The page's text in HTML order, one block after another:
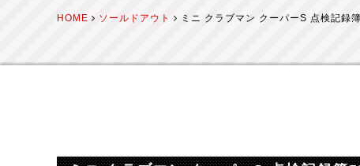
HOME ソールドアウト ミニ クラブマン クーパーS 点検記録